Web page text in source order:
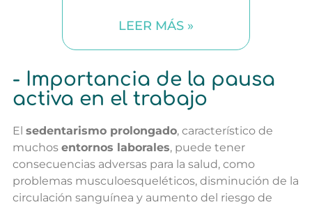
LEER MÁS »
- Importancia de la pausa
activa en el trabajo
El sedentarismo prolongado, característico de
muchos entornos laborales, puede tener
consecuencias adversas para la salud, como
problemas musculoesqueléticos, disminución de la
circulación sanguínea y aumento del riesgo de